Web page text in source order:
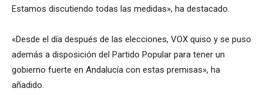
Estamos discutiendo todas las medidas», ha destacado.
«Desde el día después de las elecciones, VOX quiso y se puso
además a disposición del Partido Popular para tener un
gobierno fuerte en Andalucía con estas premisas», ha
añadido.